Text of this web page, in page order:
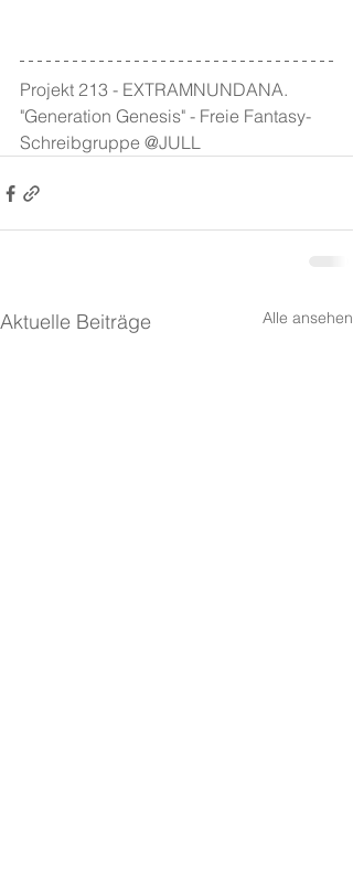
Projekt 213 - EXTRAMNUNDANA.
"Generation Genesis" - Freie Fantasy-
Schreibgruppe @JULL
Aktuelle Beiträge Alle ansehen